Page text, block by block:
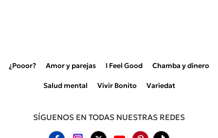
¿Pooor? Amor y parejas I Feel Good Chamba y dinero
Salud mental Vivir Bonito Variedat
SÍGUENOS EN TODAS NUESTRAS REDES